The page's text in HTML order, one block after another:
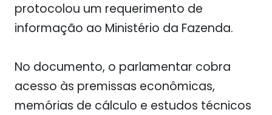
protocolou um requerimento de
informação ao Ministério da Fazenda.
No documento, o parlamentar cobra
acesso às premissas econômicas,
memórias de cálculo e estudos técnicos